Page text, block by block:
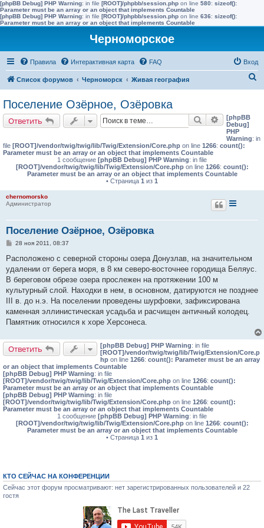
[phpBB Debug] PHP Warning: in file [ROOT]/phpbb/session.php on line 580: sizeof():
Parameter must be an array or an object that implements Countable
[phpBB Debug] PHP Warning: in file [ROOT]/phpbb/session.php on line 636: sizeof():
Parameter must be an array or an object that implements Countable
Черноморское
Правила Интерактивная карта FAQ Вход
Список форумов Черноморск Живая география
Поселение Озёрное, Озёровка
Ответить Поиск
[phpBB
Debug]
PHP
Warning: in
file [ROOT]/vendor/twig/twig/lib/Twig/Extension/Core.php on line 1266: count():
Parameter must be an array or an object that implements Countable
1 сообщение [phpBB Debug] PHP Warning: in file
[ROOT]/vendor/twig/twig/lib/Twig/Extension/Core.phpon line 1266: count():
Parameter must be an array or an object that implements Countable
• Страница 1 из 1
chernomorsko
Администратор
Поселение Озёрное, Озёровка
С
о
щ
е
и
е
28 ноя 2011, 08:37
Расположено с северной стороны озера Донузлав, на значительном
удалении от берега моря, в 8 км северо-восточнее городища Беляус.
В береговом обрезе озера прослежен на протяжении 100 м
культурный слой. Находки в нем, в основном, датируются не позднее
III в. до н.э. На поселении проведены шурфовки, зафиксирована
каменная эллинистическая усадьба и расчищен античный колодец.
Памятник относился к хоре Херсонеса.
Ответить [phpBB Debug] PHP Warning: in file
[ROOT]/vendor/twig/twig/lib/Twig/Extension/Core.p
hp on line 1266: count(): Parameter must be an array
or an object that implements Countable
[phpBB Debug] PHP Warning: in file
[ROOT]/vendor/twig/twig/lib/Twig/Extension/Core.php on line 1266: count():
Parameter must be an array or an object that implements Countable
[phpBB Debug] PHP Warning: in file
[ROOT]/vendor/twig/twig/lib/Twig/Extension/Core.php on line 1266: count():
Parameter must be an array or an object that implements Countable
1 сообщение [phpBB Debug] PHP Warning: in file
[ROOT]/vendor/twig/twig/lib/Twig/Extension/Core.phpon line 1266: count():
Parameter must be an array or an object that implements Countable
• Страница 1 из 1
КТО СЕЙЧАС НА КОНФЕРЕНЦИИ
Сейчас этот форум просматривают: нет зарегистрированных пользователей и 22
гостя